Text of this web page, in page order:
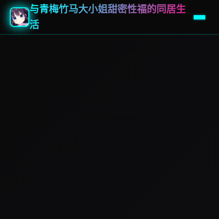
与青梅竹马大小姐甜密性福的同居生
活